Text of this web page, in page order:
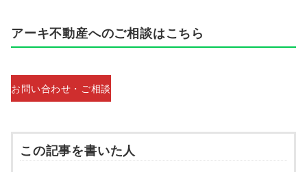
アーキ不動産へのご相談はこちら
お問い合わせ・ご相談
この記事を書いた人